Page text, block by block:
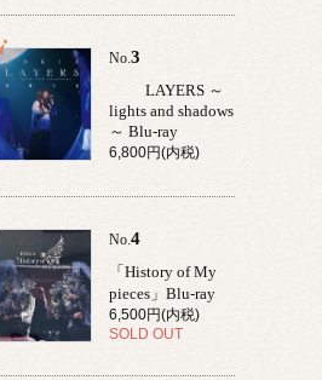
No.3
LAYERS ～
lights and shadows
～ Blu-ray
6,800円(内税)
No.4
「History of My
pieces」Blu-ray
6,500円(内税)
SOLD OUT